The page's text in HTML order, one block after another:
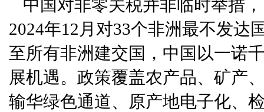
中国对非零关税并非临时举措
2024年12月对33个非洲最不发达
至所有非洲建交国，中国以一诺
展机遇。政策覆盖农产品、矿产
输华绿色通道、原产地电子化、